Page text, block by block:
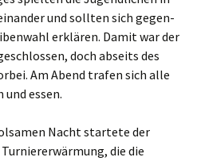
und soll­ten sich gegen­
erklä­ren. Damit war der
doch abseits des
Am Abend tra­fen sich alle
essen.
Nacht star­te­te der
die die